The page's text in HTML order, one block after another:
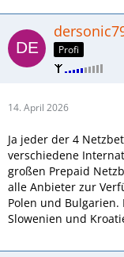
Profi
14. April 2026
Ja jeder der 4
verschiedene
großen Prepaid
alle Anbieter zur
Polen und Bulgarien.
Slowenien und